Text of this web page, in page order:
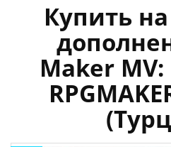
Купить
Maker MV: